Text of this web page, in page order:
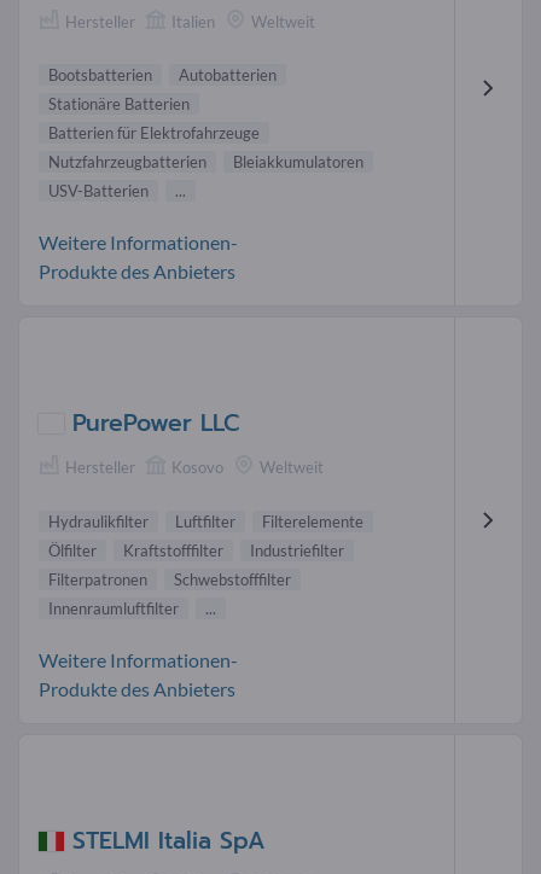
Hersteller Italien Weltweit
Bootsbatterien
Autobatterien
Stationäre Batterien
Batterien für Elektrofahrzeuge
Nutzfahrzeugbatterien
Bleiakkumulatoren
USV-Batterien
...
Weitere Informationen-
Produkte des Anbieters
PurePower LLC
Hersteller Kosovo Weltweit
Hydraulikfilter Luftfilter
Filterelemente
Ölfilter
Kraftstofffilter
Industriefilter
Filterpatronen
Schwebstofffilter
Innenraumluftfilter
...
Weitere Informationen-
Produkte des Anbieters
STELMI Italia SpA